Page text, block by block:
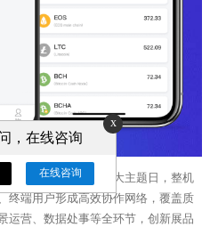
本届大会首次设置四大主题日，整机
终端用户形成高效协作网络，覆盖质
运营、数据处事等全环节，创新展品
x
，在线咨询
在线咨询